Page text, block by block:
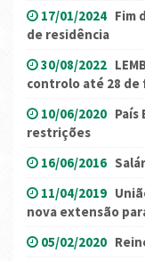
17/01/2024 Fim
de residência
30/08/2022
controlo até 28 de
10/06/2020 País
restrições
16/06/2016
11/04/2019
nova extensão
05/02/2020